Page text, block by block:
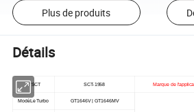
Plus de produits
Détails
N°SCT SCT-1958 Marque de
ModèLe Turbo GT1646V | GT1646MV